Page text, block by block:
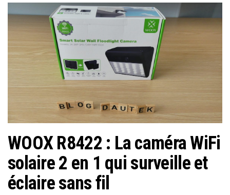
u
v
i
g
WOOX R8422 : La caméra WiFi
solaire 2 en 1 qui surveille et
éclaire sans fil